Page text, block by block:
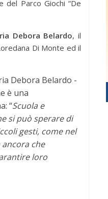
Parco Giochi “De
Debora Belardo, il
Di Monte ed il
Debora Belardo -
è una
“Scuola e
si può sperare di
gesti, come nel
che
loro